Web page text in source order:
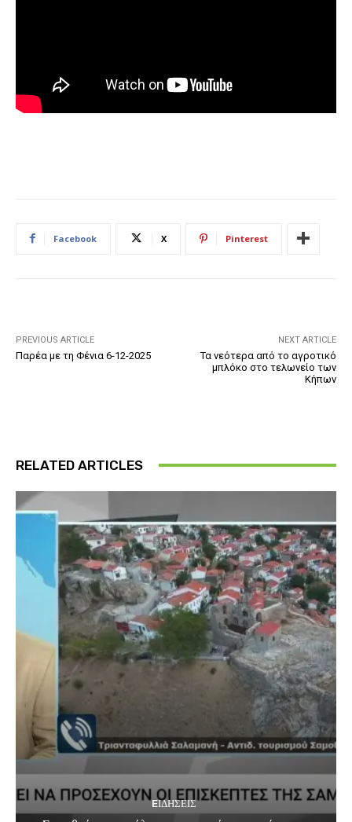
Facebook X Pinterest
PREVIOUS ARTICLE
Παρέα με τη Φένια 6-12-2025
NEXT ARTICLE
Τα νεότερα από το αγροτικό
μπλόκο στο τελωνείο των
Κήπων
RELATED ARTICLES
EΙΔΗΣΕΙΣ